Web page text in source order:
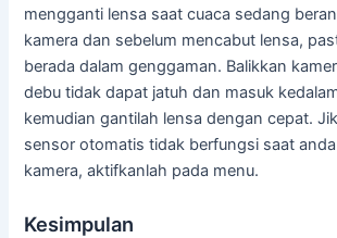
mengganti lensa saat cuaca sedang
kamera dan sebelum mencabut lensa,
berada dalam genggaman. Balikkan
debu tidak dapat jatuh dan masuk
kemudian gantilah lensa dengan cepat.
sensor otomatis tidak berfungsi saat
kamera, aktifkanlah pada menu.
Kesimpulan